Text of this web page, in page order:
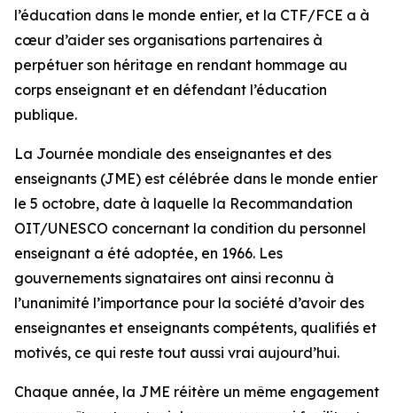
l’éducation dans le monde entier, et la CTF/FCE a à
cœur d’aider ses organisations partenaires à
perpétuer son héritage en rendant hommage au
corps enseignant et en défendant l’éducation
publique.
La Journée mondiale des enseignantes et des
enseignants (JME) est célébrée dans le monde entier
le 5 octobre, date à laquelle la Recommandation
OIT/UNESCO concernant la condition du personnel
enseignant a été adoptée, en 1966. Les
gouvernements signataires ont ainsi reconnu à
l’unanimité l’importance pour la société d’avoir des
enseignantes et enseignants compétents, qualifiés et
motivés, ce qui reste tout aussi vrai aujourd’hui.
Chaque année, la JME réitère un même engagement